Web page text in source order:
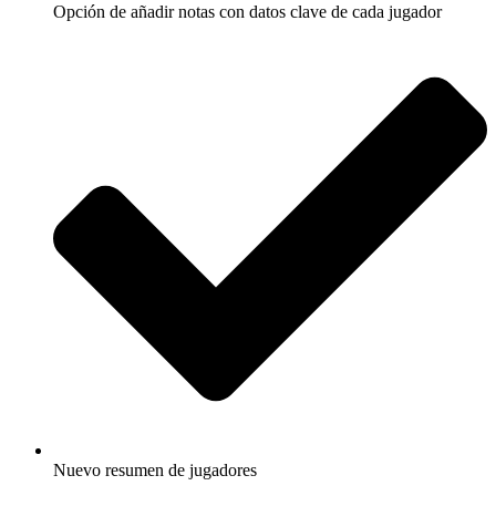
Opción de añadir notas con datos clave de cada jugador
Nuevo resumen de jugadores